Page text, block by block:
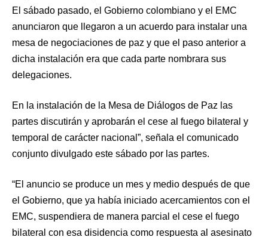
El sábado pasado, el Gobierno colombiano y el EMC
anunciaron que llegaron a un acuerdo para instalar una
mesa de negociaciones de paz y que el paso anterior a
dicha instalación era que cada parte nombrara sus
delegaciones.
En la instalación de la Mesa de Diálogos de Paz las
partes discutirán y aprobarán el cese al fuego bilateral y
temporal de carácter nacional”, señala el comunicado
conjunto divulgado este sábado por las partes.
“El anuncio se produce un mes y medio después de que
el Gobierno, que ya había iniciado acercamientos con el
EMC, suspendiera de manera parcial el cese el fuego
bilateral con esa disidencia como respuesta al asesinato